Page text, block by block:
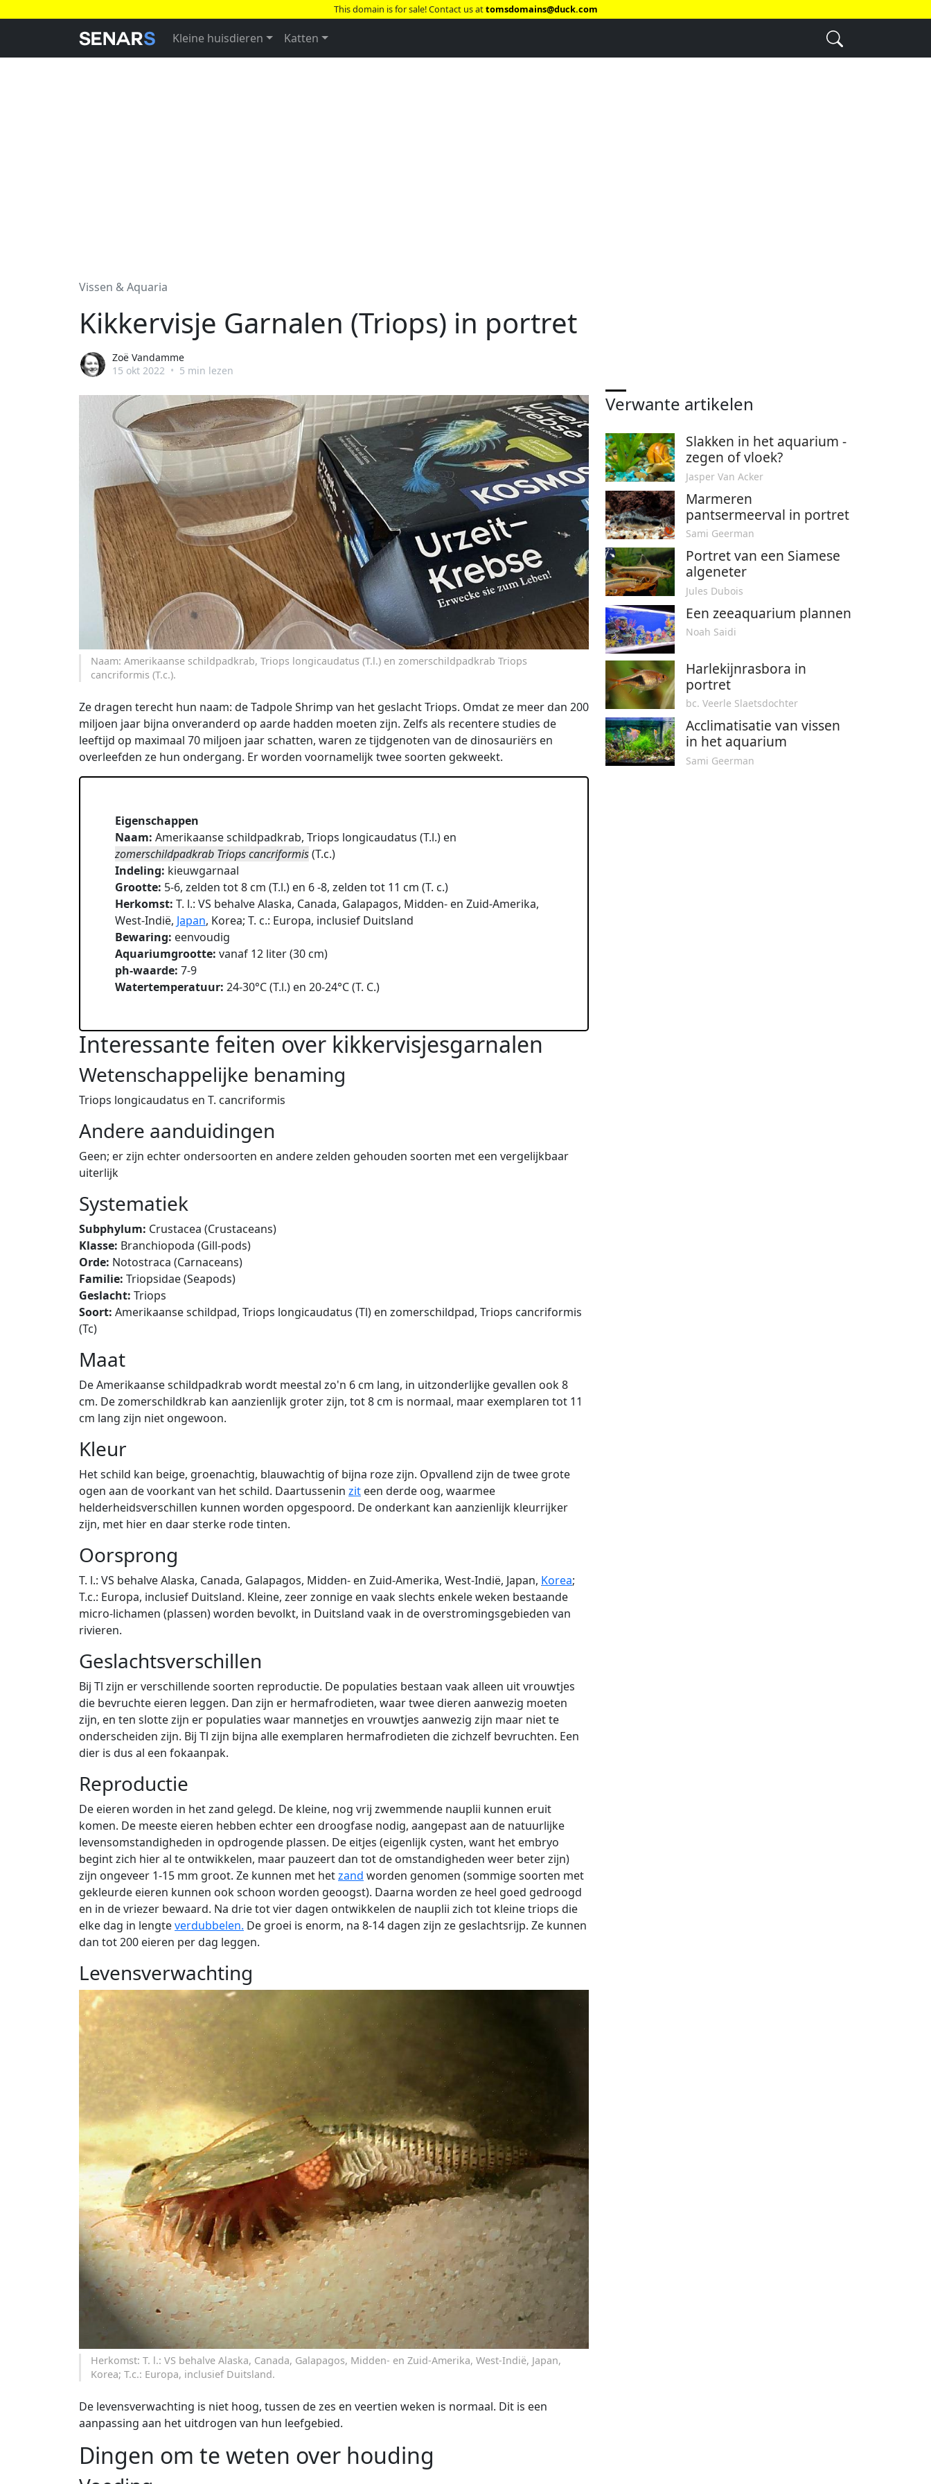
This domain is for sale! Contact us attomsdomains@duck.com
Kleine huisdieren Katten
Vissen & Aquaria
Kikkervisje Garnalen (Triops) in portret
Zoë Vandamme
15 okt 2022 • 5 min lezen
Naam: Amerikaanse schildpadkrab, Triops longicaudatus (T.l.) en zomerschildpadkrab Triops
cancriformis (T.c.).
Ze dragen terecht hun naam: de Tadpole Shrimp van het geslacht Triops. Omdat ze meer dan 200
miljoen jaar bijna onveranderd op aarde hadden moeten zijn. Zelfs als recentere studies de
leeftijd op maximaal 70 miljoen jaar schatten, waren ze tijdgenoten van de dinosauriërs en
overleefden ze hun ondergang. Er worden voornamelijk twee soorten gekweekt.
Eigenschappen
Naam: Amerikaanse schildpadkrab, Triops longicaudatus (T.l.) en
zomerschildpadkrab Triops cancriformis(T.c.)
Indeling: kieuwgarnaal
Grootte: 5-6, zelden tot 8 cm (T.l.) en 6 -8, zelden tot 11 cm (T. c.)
Herkomst: T. l.: VS behalve Alaska, Canada, Galapagos, Midden- en Zuid-Amerika,
West-Indië, Japan, Korea; T. c.: Europa, inclusief Duitsland
Bewaring: eenvoudig
Aquariumgrootte: vanaf 12 liter (30 cm)
ph-waarde: 7-9
Watertemperatuur: 24-30°C (T.l.) en 20-24°C (T. C.)
Interessante feiten over kikkervisjesgarnalen
Wetenschappelijke benaming
Triops longicaudatus en T. cancriformis
Andere aanduidingen
Geen; er zijn echter ondersoorten en andere zelden gehouden soorten met een vergelijkbaar
uiterlijk
Systematiek
Subphylum: Crustacea (Crustaceans)
Klasse: Branchiopoda (Gill-pods)
Orde: Notostraca (Carnaceans)
Familie: Triopsidae (Seapods)
Geslacht: Triops
Soort: Amerikaanse schildpad, Triops longicaudatus (Tl) en zomerschildpad, Triops cancriformis
(Tc)
Maat
De Amerikaanse schildpadkrab wordt meestal zo'n 6 cm lang, in uitzonderlijke gevallen ook 8
cm. De zomerschildkrab kan aanzienlijk groter zijn, tot 8 cm is normaal, maar exemplaren tot 11
cm lang zijn niet ongewoon.
Kleur
Het schild kan beige, groenachtig, blauwachtig of bijna roze zijn. Opvallend zijn de twee grote
ogen aan de voorkant van het schild. Daartussenin zit een derde oog, waarmee
helderheidsverschillen kunnen worden opgespoord. De onderkant kan aanzienlijk kleurrijker
zijn, met hier en daar sterke rode tinten.
Oorsprong
T. l.: VS behalve Alaska, Canada, Galapagos, Midden- en Zuid-Amerika, West-Indië, Japan, Korea;
T.c.: Europa, inclusief Duitsland. Kleine, zeer zonnige en vaak slechts enkele weken bestaande
micro-lichamen (plassen) worden bevolkt, in Duitsland vaak in de overstromingsgebieden van
rivieren.
Geslachtsverschillen
Bij Tl zijn er verschillende soorten reproductie. De populaties bestaan vaak alleen uit vrouwtjes
die bevruchte eieren leggen. Dan zijn er hermafrodieten, waar twee dieren aanwezig moeten
zijn, en ten slotte zijn er populaties waar mannetjes en vrouwtjes aanwezig zijn maar niet te
onderscheiden zijn. Bij Tl zijn bijna alle exemplaren hermafrodieten die zichzelf bevruchten. Een
dier is dus al een fokaanpak.
Reproductie
De eieren worden in het zand gelegd. De kleine, nog vrij zwemmende nauplii kunnen eruit
komen. De meeste eieren hebben echter een droogfase nodig, aangepast aan de natuurlijke
levensomstandigheden in opdrogende plassen. De eitjes (eigenlijk cysten, want het embryo
begint zich hier al te ontwikkelen, maar pauzeert dan tot de omstandigheden weer beter zijn)
zijn ongeveer 1-15 mm groot. Ze kunnen met hetzand worden genomen (sommige soorten met
gekleurde eieren kunnen ook schoon worden geoogst). Daarna worden ze heel goed gedroogd
en in de vriezer bewaard. Na drie tot vier dagen ontwikkelen de nauplii zich tot kleine triops die
elke dag in lengteverdubbelen. De groei is enorm, na 8-14 dagen zijn ze geslachtsrijp. Ze kunnen
dan tot 200 eieren per dag leggen.
Levensverwachting
Herkomst: T. l.: VS behalve Alaska, Canada, Galapagos, Midden- en Zuid-Amerika, West-Indië, Japan,
Korea; T.c.: Europa, inclusief Duitsland.
De levensverwachting is niet hoog, tussen de zes en veertien weken is normaal. Dit is een
aanpassing aan het uitdrogen van hun leefgebied.
Dingen om te weten over houding
Verwante artikelen
Slakken in het aquarium -
zegen of vloek?
Jasper Van Acker
Marmeren
pantsermeerval in portret
Sami Geerman
Portret van een Siamese
algeneter
Jules Dubois
Een zeeaquarium plannen
Noah Saidi
Harlekijnrasbora in
portret
bc. Veerle Slaetsdochter
Acclimatisatie van vissen
in het aquarium
Sami Geerman